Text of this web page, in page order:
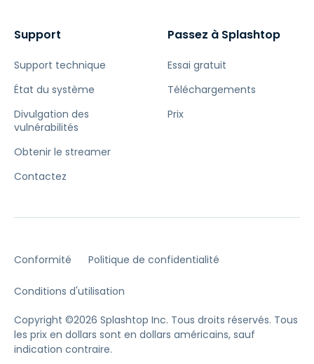
Support
Support technique
État du système
Divulgation des
vulnérabilités
Obtenir le streamer
Contactez
Passez à Splashtop
Essai gratuit
Téléchargements
Prix
Conformité Politique de confidentialité
Conditions d'utilisation
Copyright ©2026 Splashtop Inc. Tous droits réservés. Tous
les prix en dollars sont en dollars américains, sauf
indication contraire.